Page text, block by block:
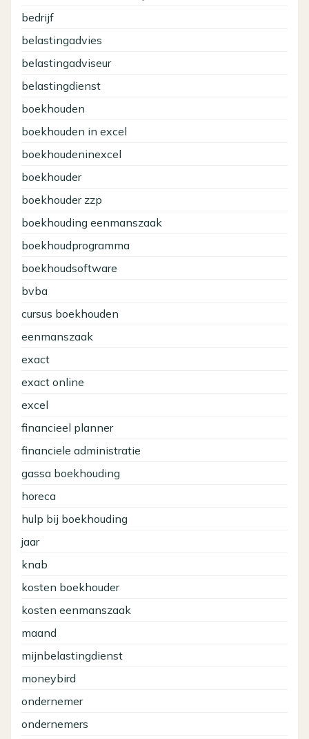
bedrijf
belastingadvies
belastingadviseur
belastingdienst
boekhouden
boekhouden in excel
boekhoudeninexcel
boekhouder
boekhouder zzp
boekhouding eenmanszaak
boekhoudprogramma
boekhoudsoftware
bvba
cursus boekhouden
eenmanszaak
exact
exact online
excel
financieel planner
financiele administratie
gassa boekhouding
horeca
hulp bij boekhouding
jaar
knab
kosten boekhouder
kosten eenmanszaak
maand
mijnbelastingdienst
moneybird
ondernemer
ondernemers